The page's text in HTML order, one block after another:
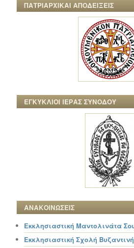
ΠΑΤΡΙΑΡΧΙΚΑΙ ΑΠΟΔΕΙΞΕΙΣ
ΕΓΚΥΚΛΙΟΙ ΙΕΡΑΣ ΣΥΝΟΔΟΥ
ΑΝΑΚΟΙΝΩΣΕΙΣ
Εκκλησιαστική Μαντολινάτα
Εκκλησιαστική Σχολή